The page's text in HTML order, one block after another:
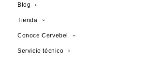
Blog
Tienda
Conoce Cervebel
Servicio técnico